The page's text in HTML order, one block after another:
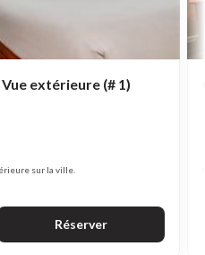
extérieure (# 1)
sur la ville.
Réserver